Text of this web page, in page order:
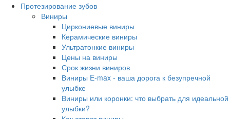
Протезирование зубов
Виниры
Циркониевые виниры
Керамические виниры
Ультратонкие виниры
Цены на виниры
Срок жизни виниров
Виниры E-max - ваша дорога к безупречной
улыбке
Виниры или коронки: что выбрать для идеальной
улыбки?